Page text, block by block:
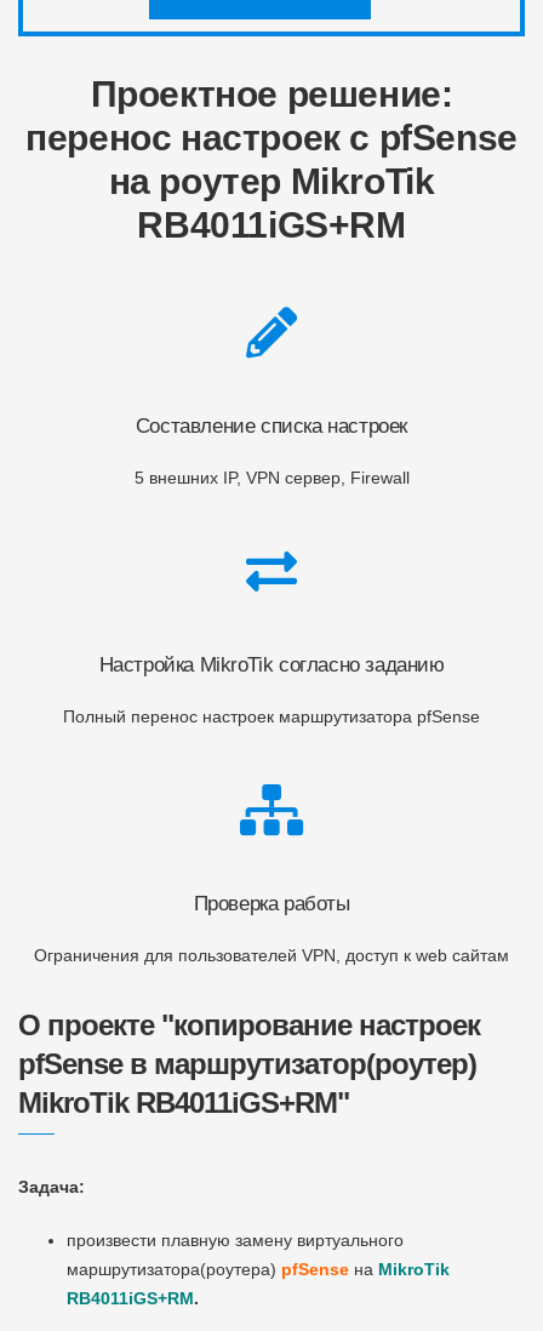
Проектное решение:
перенос настроек с pfSense
на роутер MikroTik
RB4011iGS+RM
Составление списка настроек
5 внешних IP, VPN сервер, Firewall
Настройка MikroTik согласно заданию
Полный перенос настроек маршрутизатора pfSense
Проверка работы
Ограничения для пользователей VPN, доступ к web сайтам
О проекте "копирование настроек
pfSense в маршрутизатор(роутер)
MikroTik RB4011iGS+RM"
Задача:
произвести плавную замену виртуального
маршрутизатора(роутера) pfSense на MikroTik
RB4011iGS+RM.